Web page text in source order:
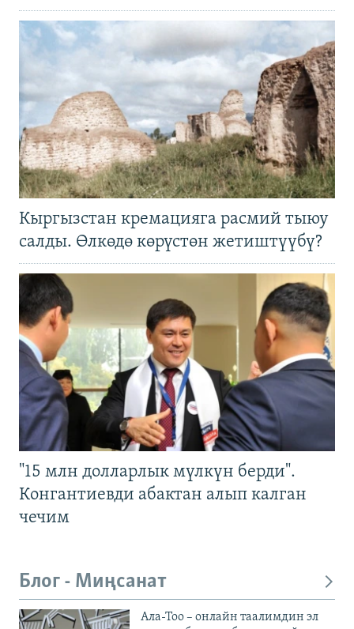
Кыргызстан кремацияга расмий тыюу
салды. Өлкөдө көрүстөн жетиштүүбү?
"15 млн долларлык мүлкүн берди".
Конгантиевди абактан алып калган
чечим
Блог - Миңсанат
Ала-Тоо – онлайн таалимдин эл